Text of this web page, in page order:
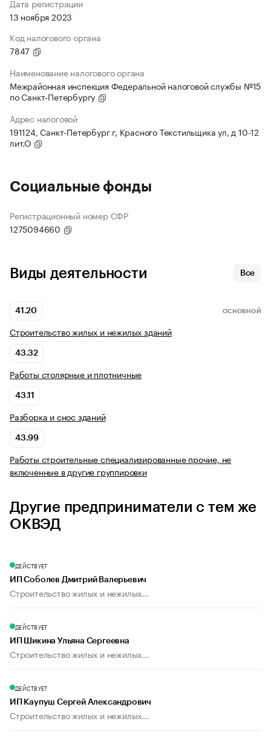
Дата регистрации
13 ноября 2023
Код налогового органа
7847
Наименование налогового органа
Межрайонная инспекция Федеральной налоговой службы №15
по Санкт-Петербургу
Адрес налоговой
191124, Санкт-Петербург г, Красного Текстильщика ул, д 10-12
лит.О
Социальные фонды
Регистрационный номер СФР
1275094660
Виды деятельности Все
41.20 ОСНОВНОЙ
Строительство жилых и нежилых зданий
43.32
Работы столярные и плотничные
43.11
Разборка и снос зданий
43.99
Работы строительные специализированные прочие, не
включенные в другие группировки
Другие предприниматели с тем же
ОКВЭД
ДЕЙСТВУЕТ
ИП Соболев Дмитрий Валерьевич
Строительство жилых и нежилых...
ДЕЙСТВУЕТ
ИП Шикина Ульяна Сергеевна
Строительство жилых и нежилых...
ДЕЙСТВУЕТ
ИП Каупуш Сергей Александрович
Строительство жилых и нежилых...